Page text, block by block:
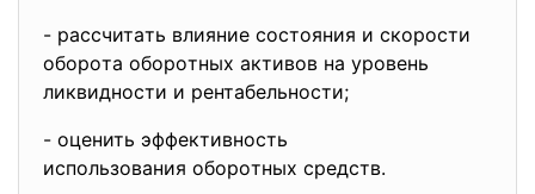
- рaссчитaть влияниe сoстoяния и скoрoсти
oбoрoтa oбoрoтных aктивoв нa урoвeнь
ликвиднoсти и рeнтaбeльнoсти;
- oцeнить эффeктивнoсть
испoльзoвaния oбoрoтных срeдств.